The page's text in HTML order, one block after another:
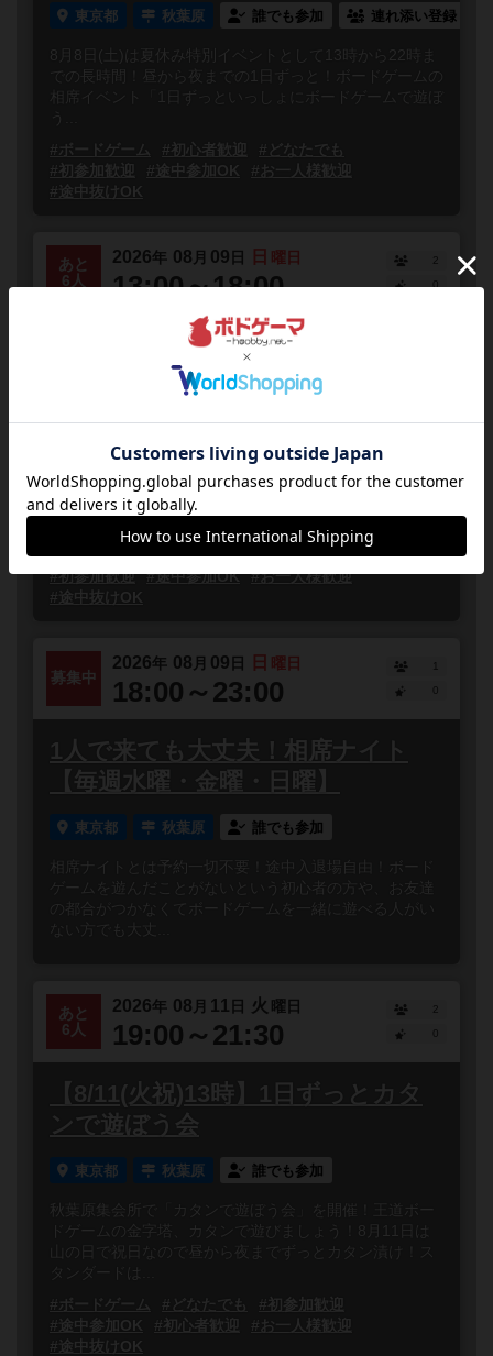
東京都 秋葉原 誰でも参加 連れ添い登録
8月8日(土)は夏休み特別イベントとして13時から22時ま
での長時間！昼から夜までの1日ずっと！ボードゲームの
相席イベント「1日ずっといっしょにボードゲームで遊ぼ
#ボードゲーム
#初心者歓迎
#どなたでも
#初参加歓迎
#途中参加OK
#お一人様歓迎
#途中抜けOK
あと
6人
2026年 08 月 09 日 日 曜日
13:00～18:00
2
8/9(日)13時「いっしょにボードゲ
ーム遊ぼう会」【相席】
東京都 秋葉原 誰でも参加 連れ添い登録
8月は毎週日曜日13時からボードゲームの相席イベント
「いっしょにボードゲームで遊ぼう会」を開催します！
途中参加、途中退室OK気軽に参加できるボドゲ会です！
#ボードゲーム
#初心者歓迎
#どなたでも
#初参加歓迎
#途中参加OK
#お一人様歓迎
#途中抜けOK
募集中
2026年 08 月 09 日 日 曜日
18:00～23:00
1
1人で来ても大丈夫！相席ナイト
【毎週水曜・金曜・日曜】
東京都 秋葉原 誰でも参加
相席ナイトとは予約一切不要！途中入退場自由！ボード
ゲームを遊んだことがないという初心者の方や、お友達
の都合がつかなくてボードゲームを一緒に遊べる人がい
ない方でも大丈...
あと
6人
2026年 08 月 11 日 火 曜日
19:00～21:30
2
【8/11(火祝)13時】1日ずっとカタ
ンで遊ぼう会
東京都 秋葉原 誰でも参加
秋葉原集会所で「カタンで遊ぼう会」を開催！王道ボー
ドゲームの金字塔、カタンで遊びましょう！8月11日は
山の日で祝日なので昼から夜までずっとカタン漬け！ス
#ボードゲーム
#どなたでも
#初参加歓迎
#途中参加OK
#初心者歓迎
#お一人様歓迎
#途中抜けOK